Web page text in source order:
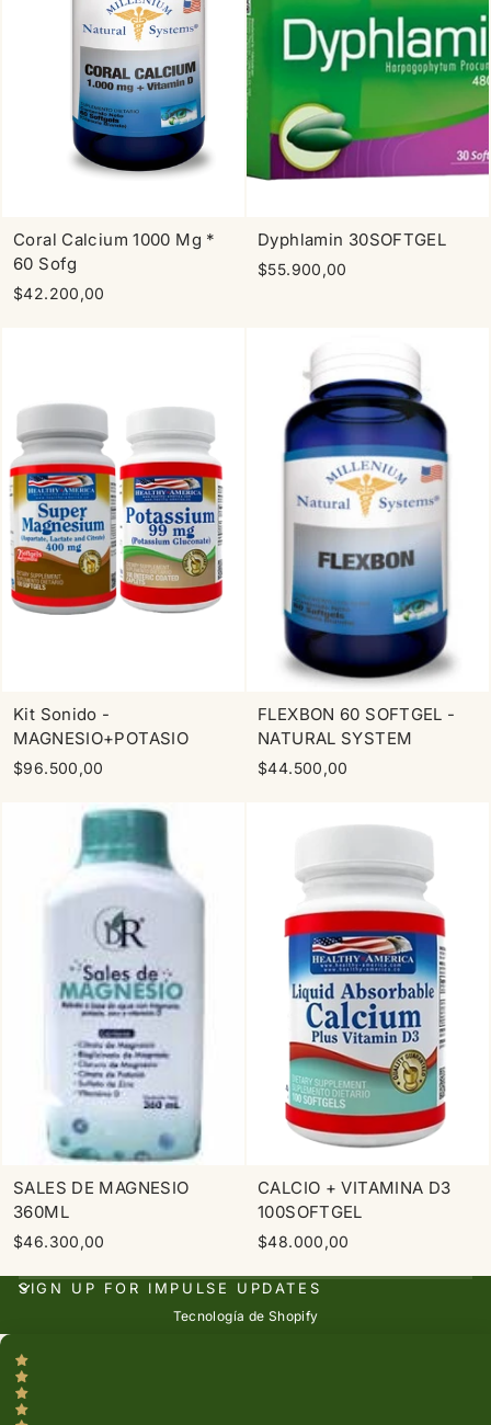
Coral Calcium 1000 Mg *
60 Sofg
$42.200,00
Dyphlamin 30SOFTGEL
$55.900,00
Kit Sonido -
MAGNESIO+POTASIO
$96.500,00
FLEXBON 60 SOFTGEL -
NATURAL SYSTEM
$44.500,00
SALES DE MAGNESIO
360ML
$46.300,00
CALCIO + VITAMINA D3
100SOFTGEL
$48.000,00
SIGN UP FOR IMPULSE UPDATES
Tecnología de Shopify